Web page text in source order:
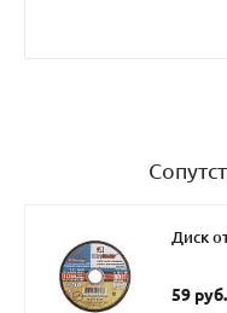
Диск
59 руб.